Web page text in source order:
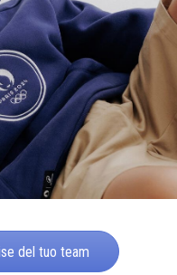
del tuo team